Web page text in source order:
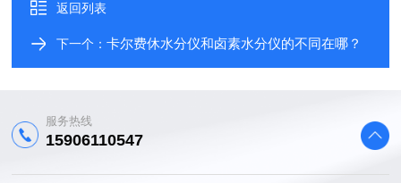
返回列表
下一个：卡尔费休水分仪和卤素水分仪的不同在哪？
服务热线
15906110547